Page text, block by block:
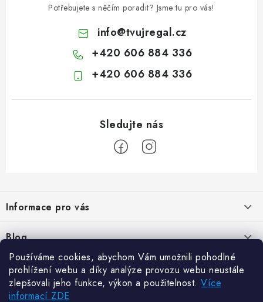
Používáme cookies, abychom Vám umožnili pohodlné
prohlížení webu a díky analýze provozu webu neustále
zlepšovali jeho funkce, výkon a použitelnost. Více
informací ZDE
Potřebujete s něčím poradit? Jsme tu pro vás!
info@tvujregal.cz
+420 606 884 336
+420 606 884 336
p
a
t
Informace pro vás
Hodnocení obchodu
Reklamace zboží
Odstoupení od kupní smlouvy
Blog
Jak vybrat poštovní schránku?
21.5.2024
Zajistěte si bohatou úrodu. Začněte s přípravou sazenic
Facebook
Novinky